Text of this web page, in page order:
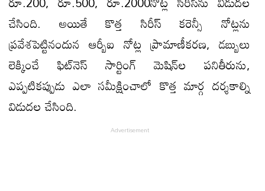
చేసింది. అయితే కొత్త సిరీస్ కరెన్సీ నోట్లను
ప్రవేశపెట్టినందున‌ ఆర్బీఐ నోట్ల ప్రామాణీకరణ, డబ్బులు
లెక్కించే ఫిట్‌నెస్ సార్టింగ్ మెషిన్‌ల పనితీరును,
ఎప్పటికప్పుడు ఎలా సమీక్షించాలో కొత్త మార్గ దర్శకాల్ని
విడుదల చేసింది.